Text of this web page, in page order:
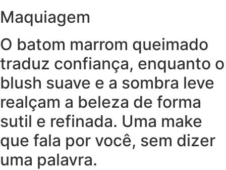
Maquiagem
O batom marrom queimado
traduz confiança, enquanto o
blush suave e a sombra leve
realçam a beleza de forma
sutil e refinada. Uma make
que fala por você, sem dizer
uma palavra.